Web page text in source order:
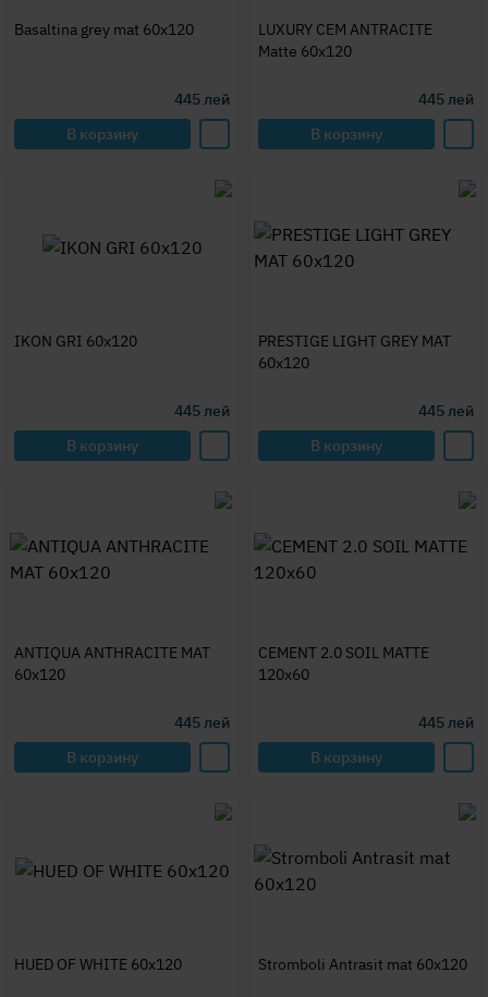
Basaltina grey mat 60x120
445лей
В корзину
LUXURY CEM ANTRACITE
Matte 60x120
445лей
В корзину
IKON GRI 60x120
445лей
В корзину
PRESTIGE LIGHT GREY MAT
60x120
445лей
В корзину
ANTIQUA ANTHRACITE MAT
60x120
445лей
В корзину
CEMENT 2.0 SOIL MATTE
120x60
445лей
В корзину
HUED OF WHITE 60x120 Stromboli Antrasit mat 60x120